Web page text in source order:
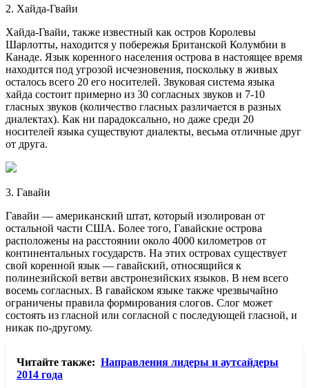
2. Хайда-Гвайи
Хайда-Гвайи, также известный как остров Королевы
Шарлотты, находится у побережья Британской Колумбии в
Канаде. Язык коренного населения острова в настоящее время
находится под угрозой исчезновения, поскольку в живых
осталось всего 20 его носителей. Звуковая система языка
хайда состоит примерно из 30 согласных звуков и 7-10
гласных звуков (количество гласных различается в разных
диалектах). Как ни парадоксально, но даже среди 20
носителей языка существуют диалекты, весьма отличные друг
от друга.
3. Гавайи
Гавайи — американский штат, который изолирован от
остальной части США. Более того, Гавайские острова
расположены на расстоянии около 4000 километров от
континентальных государств. На этих островах существует
свой коренной язык — гавайский, относящийся к
полинезийской ветви австронезийских языков. В нем всего
восемь согласных. В гавайском языке также чрезвычайно
ограничены правила формирования слогов. Слог может
состоять из гласной или согласной с последующей гласной, и
никак по-другому.
Читайте также: Направления лидеры и аутсайдеры
2014 года